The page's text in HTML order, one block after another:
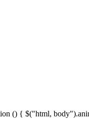
() { $("html,